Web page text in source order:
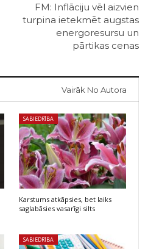
FM: Inflāciju vēl aizvien
turpina ietekmēt augstas
energoresursu un
pārtikas cenas
Vairāk No Autora
SABIEDRĪBA
Karstums atkāpsies, bet laiks
saglabāsies vasarīgi silts
SABIEDRĪBA